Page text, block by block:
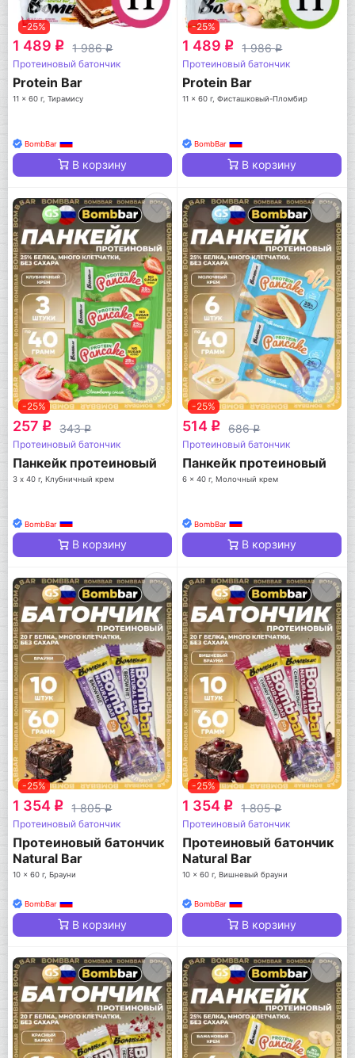
-25%
1 489 q 1 986q
Протеиновый батончик
Protein Bar
11 x 60 г, Тирамису
BombBar
В корзину
-25%
1 489 q 1 986q
Протеиновый батончик
Protein Bar
11 x 60 г, Фисташковый-Пломбир
BombBar
В корзину
-25%
257 q 343q
Протеиновый батончик
Панкейк протеиновый
3 х 40 г, Клубничный крем
BombBar
В корзину
-25%
514 q 686q
Протеиновый батончик
Панкейк протеиновый
6 x 40 г, Молочный крем
BombBar
В корзину
-25%
1 354 q 1 805q
Протеиновый батончик
Протеиновый батончик
Natural Bar
10 x 60 г, Брауни
BombBar
В корзину
-25%
1 354 q 1 805q
Протеиновый батончик
Протеиновый батончик
Natural Bar
10 x 60 г, Вишневый брауни
BombBar
В корзину